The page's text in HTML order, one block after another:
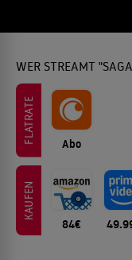
WER STREAMT
FLATRATE Abo
KAUFEN
84€